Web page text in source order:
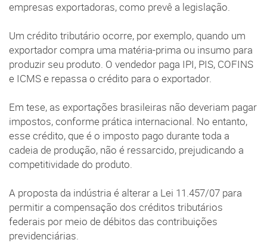
empresas exportadoras, como prevê a legislação.
Um crédito tributário ocorre, por exemplo, quando um
exportador compra uma matéria-prima ou insumo para
produzir seu produto. O vendedor paga IPI, PIS, COFINS
e ICMS e repassa o crédito para o exportador.
Em tese, as exportações brasileiras não deveriam pagar
impostos, conforme prática internacional. No entanto,
esse crédito, que é o imposto pago durante toda a
cadeia de produção, não é ressarcido, prejudicando a
competitividade do produto.
A proposta da indústria é alterar a Lei 11.457/07 para
permitir a compensação dos créditos tributários
federais por meio de débitos das contribuições
previdenciárias.